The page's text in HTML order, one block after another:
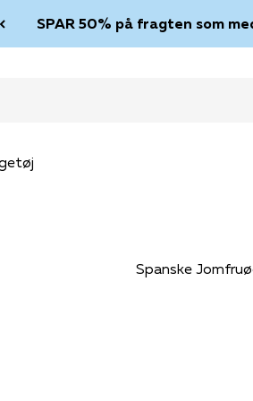
SPAR 50% på fragten som
Spanske